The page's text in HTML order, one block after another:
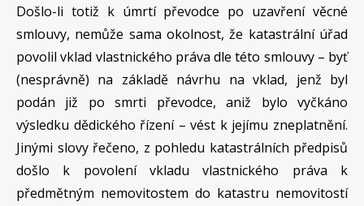
Došlo-li totiž k úmrtí převodce po uzavření věcné
smlouvy, nemůže sama okolnost, že katastrální úřad
povolil vklad vlastnického práva dle této smlouvy – byť
(nesprávně) na základě návrhu na vklad, jenž byl
podán již po smrti převodce, aniž bylo vyčkáno
výsledku dědického řízení – vést k jejímu zneplatnění.
Jinými slovy řečeno, z pohledu katastrálních předpisů
došlo k povolení vkladu vlastnického práva k
předmětným nemovitostem do katastru nemovitostí